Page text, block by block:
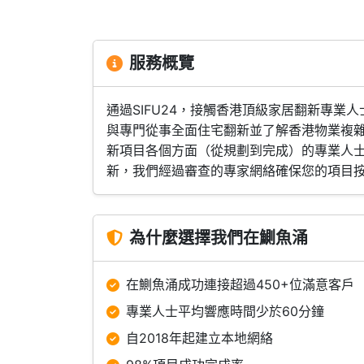
服務概覽
通過SIFU24，接觸香港頂級家居翻新專業
與專門從事全面住宅翻新並了解香港物業複
新項目各個方面（從規劃到完成）的專業人
新，我們經過審查的專家網絡確保您的項目
為什麼選擇我們在鰂魚涌
在鰂魚涌成功連接超過450+位滿意客戶
專業人士平均響應時間少於60分鐘
自2018年起建立本地網絡